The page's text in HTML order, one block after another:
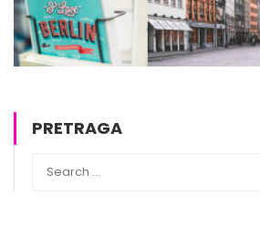
PRETRAGA